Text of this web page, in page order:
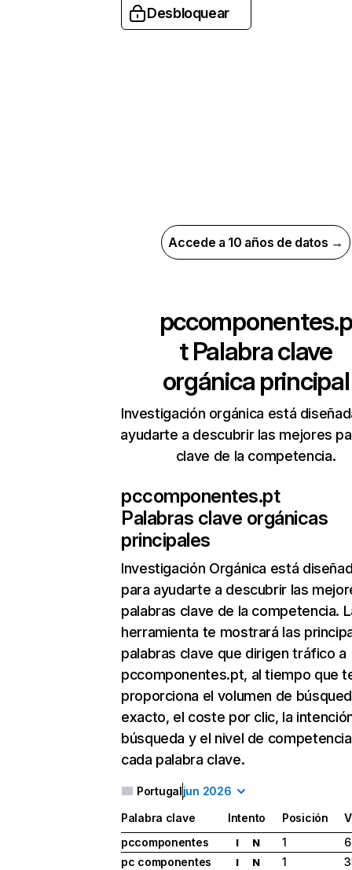
Desbloquear
Accede a 10 años de datos →
pccomponentes.p
tPalabra clave
orgánica principal
Investigación orgánica está
ayudarte a descubrir las mejores
clave de la competencia.
pccomponentes.pt
Palabras clave orgánicas
principales
Investigación Orgánica está
para ayudarte a descubrir las
palabras clave de la competencia.
herramienta te mostrará las
palabras clave que dirigen tráfico a
pccomponentes.pt, al tiempo que
proporciona el volumen de
exacto, el coste por clic, la
búsqueda y el nivel de
cada palabra clave.
Portugaljun 2026
Palabra clave Intento Posición
pccomponentes
I N 1
pc componentes
I N 1